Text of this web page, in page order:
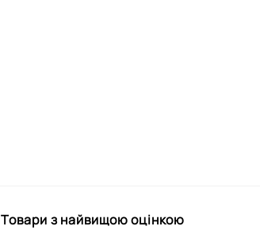
Товари з найвищою оцінкою